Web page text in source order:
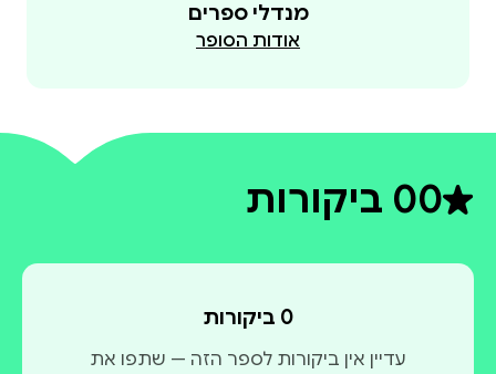
מנדלי ספרים
אודות הסופר
0דירוג ממוצע 0 מתוך 5
0 ביקורות
0 ביקורות
עדיין אין ביקורות לספר הזה — שתפו את